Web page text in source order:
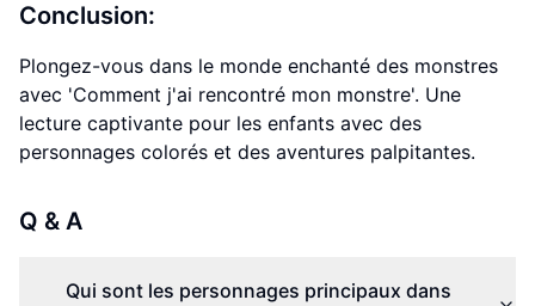
Conclusion:
Plongez-vous dans le monde enchanté des monstres
avec 'Comment j'ai rencontré mon monstre'. Une
lecture captivante pour les enfants avec des
personnages colorés et des aventures palpitantes.
Q & A
Qui sont les personnages principaux dans